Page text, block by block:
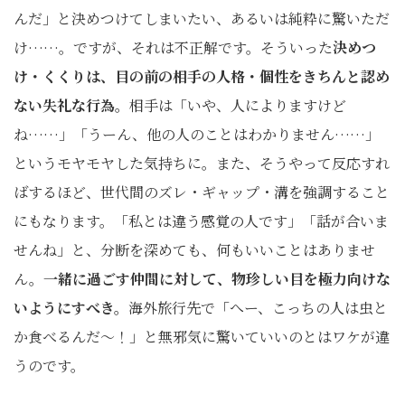
んだ」と決めつけてしまいたい、あるいは純粋に驚いただ
け……。ですが、それは不正解です。そういった決めつ
け・くくりは、目の前の相手の人格・個性をきちんと認め
ない失礼な行為。 相手は「いや、人によりますけど
ね……」「うーん、他の人のことはわかりません……」
というモヤモヤした気持ちに。また、そうやって反応すれ
ばするほど、世代間のズレ・ギャップ・溝を強調すること
にもなります。「私とは違う感覚の人です」「話が合いま
せんね」と、分断を深めても、何もいいことはありませ
ん。 一緒に過ごす仲間に対して、物珍しい目を極力向けな
いようにすべき。 海外旅行先で「へー、こっちの人は虫と
か食べるんだ〜！」と無邪気に驚いていいのとはワケが違
うのです。